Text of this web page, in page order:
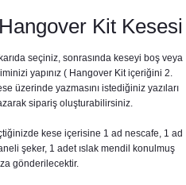
Kit Kesesi
seçiniz, sonrasında keseyi boş veya
yapınız ( Hangover Kit içeriğini 2.
üzerinde yazmasını istediğiniz yazıları
sipariş oluşturabilirsiniz.
kese içerisine 1 ad nescafe, 1 ad
şeker, 1 adet ıslak mendil konulmuş
gönderilecektir.